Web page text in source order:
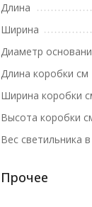
Длина
Ширина
Диаметр
Длина коробки см
Ширина коробки
Высота коробки
Вес светильника в
Прочее